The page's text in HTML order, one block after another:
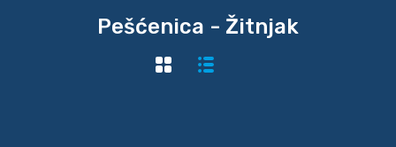
Pešćenica - Žitnjak